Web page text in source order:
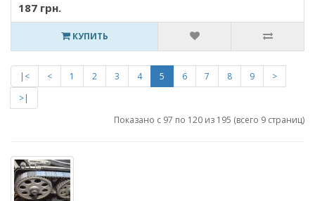
187 грн.
КУПИТЬ
|< < 1 2 3 4 5 6 7 8 9
>
>|
Показано с 97 по 120 из 195 (всего 9 страниц)